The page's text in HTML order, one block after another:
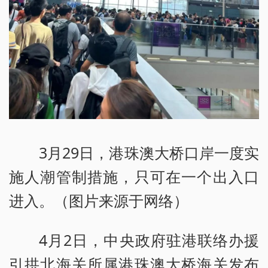
3月29日，港珠澳大桥口岸一度实
施人潮管制措施，只可在一个出入口
进入。（图片来源于网络）
4月2日，中央政府驻港联络办援
引拱北海关所属港珠澳大桥海关发布